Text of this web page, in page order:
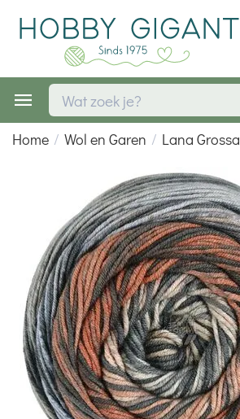
Home / Wol en Garen / Lana Grossa